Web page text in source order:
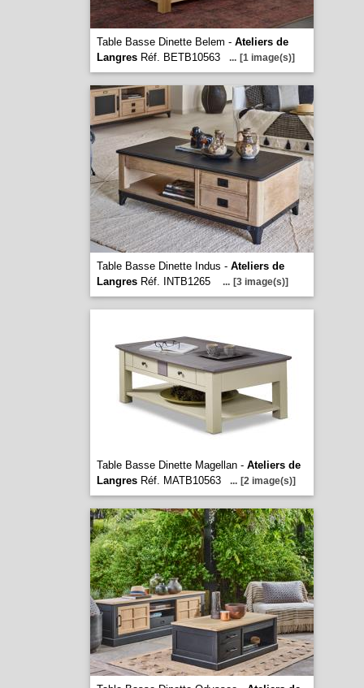
Table Basse Dinette Belem - Ateliers de
LangresRéf. BETB10563 ... [1 image(s)]
Table Basse Dinette Indus - Ateliers de
LangresRéf. INTB1265 ... [3 image(s)]
Table Basse Dinette Magellan - Ateliers de
LangresRéf. MATB10563 ... [2 image(s)]